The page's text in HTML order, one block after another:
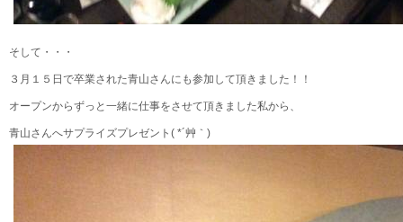
そして・・・
３月１５日で卒業された青山さんにも参加して頂きました！！
オープンからずっと一緒に仕事をさせて頂きました私から、
青山さんへサプライズプレゼント( *´艸｀)